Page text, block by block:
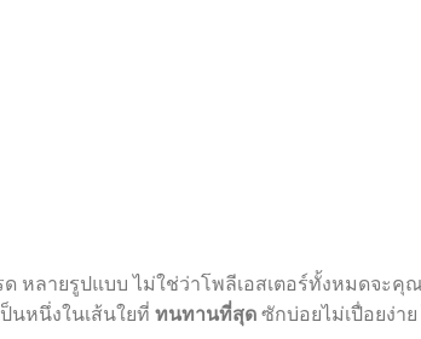
ด หลายรูปแบบ ไม่ใช่ว่าโพลีเอสเตอร์ทั้งหมดจะคุ
นหนึ่งในเส้นใยที่ ทนทานที่สุด ซักบ่อยไม่เปื่อยง่า